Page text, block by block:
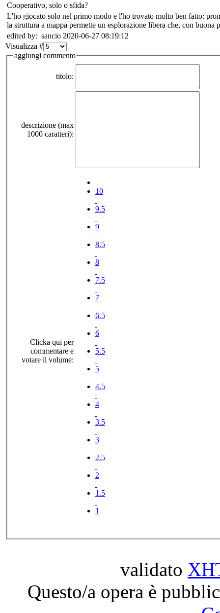
Cooperativo, solo o sfida?
L'ho giocato solo nel primo modo e l'ho trovato molto ben fatto:
la struttura a mappa permette un esplorazione libera che, con
edited by: sancio 2020-06-27 08:19:12
Visualizza #
aggiungi commento
titolo:
descrizione (max
1000 caratteri):
Clicka qui per
commentare e
votare il volume:
10
9.5
9
8.5
8
7.5
7
6.5
6
5.5
5
4.5
4
3.5
3
2.5
2
1.5
1
validato
Questo/a opera è